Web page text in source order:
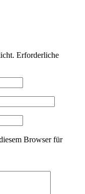
Erforderliche
Browser für